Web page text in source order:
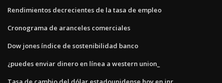
Rendimientos decrecientes de la tasa de empleo
Cronograma de aranceles comerciales
Dow jones índice de sostenibilidad banco
¿puedes enviar dinero en línea a western union_